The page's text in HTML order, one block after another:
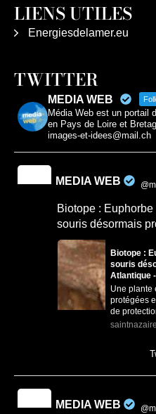
LIENS UTILES
Energiesdelamer.eu
TWITTER
MEDIA WEB
Média Web est un portail
en Pays de Loire et
images-et-idees@mail.ch
MEDIA WEB
Biotope :
souris désormais
Biotope :
souris
Atlantique
Une plante
protégées
de
MEDIA WEB